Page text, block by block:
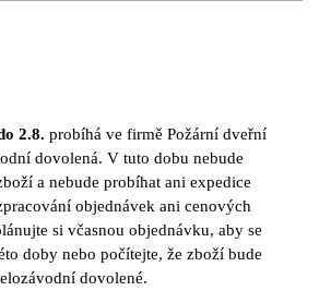
2.8. probíhá ve firmě Požární dveřní
dovolená. V tuto dobu nebude
a nebude probíhat ani expedice
objednávek ani cenových
si včasnou objednávku, aby se
doby nebo počítejte, že zboží bude
dovolené.